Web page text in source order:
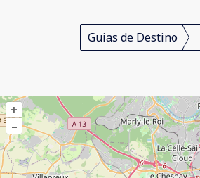
Guias de Destino
+
–